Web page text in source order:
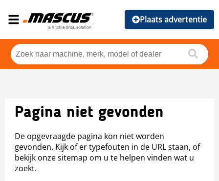
Plaats advertentie
Pagina niet gevonden
De opgevraagde pagina kon niet worden
gevonden. Kijk of er typefouten in de URL staan, of
bekijk onze sitemap om u te helpen vinden wat u
zoekt.